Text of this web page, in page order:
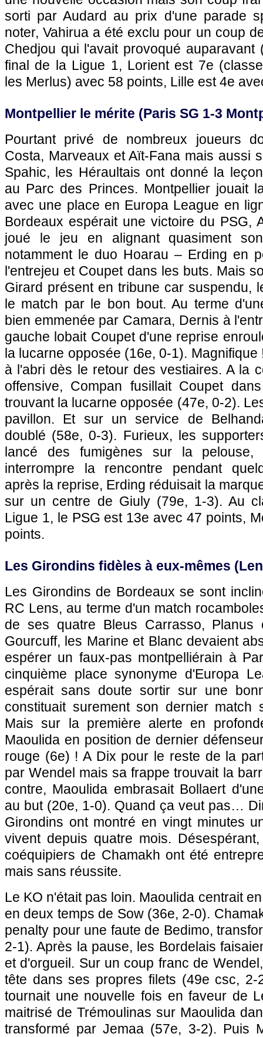
sorti par Audard au prix d'une parade
noter, Vahirua a été exclu pour un coup
Chedjou qui l'avait provoqué auparavant
final de la Ligue 1, Lorient est 7e
les Merlus) avec 58 points, Lille est 4e
Montpellier le mérite (Paris SG 1-3
Pourtant privé de nombreux joueurs
Costa, Marveaux et Aït-Fana mais aussi
Spahic, les Héraultais ont donné la
au Parc des Princes. Montpellierjouait
avec une place en Europa League en
Bordeaux espérait une victoire du PSG,
joué le jeu en alignant quasiment
notamment le duo Hoarau – Erding en
l'entrejeu et Coupet dans les buts. Mais
Girard présent en tribune car suspendu,
le match par le bon bout. Au terme
bien emmenée par Camara, Dernis à
gauche lobait Coupet d'une reprise
la lucarne opposée (16e, 0-1).
à l'abri dès le retour des vestiaires. A la
offensive, Compan fusillait Coupet
trouvant la lucarne opposée (47e, 0-2).
pavillon. Et sur un service de
doublé (58e, 0-3). Furieux, les
lancé des fumigènes sur la pelouse,
interrompre la rencontre pendant
après la reprise, Erding réduisait la
sur un centre de Giuly (79e, 1-3). Au
Ligue 1, le PSG est 13e avec 47 points,
points.
Les Girondins fidèles à eux-mêmes (
Les Girondins de Bordeaux se sont
RC Lens, au terme d'un match
de ses quatre Bleus Carrasso,
Gourcuff, les Marine et Blanc devaient
espérer un faux-pas montpelliérain à
cinquième place synonyme d'Europa
espérait sans doute sortir sur une
constituait surement son dernier match
Mais sur la première alerte en
Maoulida en position de dernier
rouge (6e) ! A Dix pour le reste de la
par Wendel mais sa frappe trouvait la
contre, Maoulida embrasait Bollaert
au but (20e, 1-0). Quand ça veut pas…
Girondins ont montré en vingt minutes
vivent depuis quatre mois.
coéquipiers de Chamakh ont été
mais sans réussite.
Le KO n'était pas loin. Maoulida centrait
en deux temps de Sow (36e, 2-0).
penalty pour une faute de Bedimo,
2-1). Après la pause, les Bordelais
et d'orgueil. Sur un coup franc de
tête dans ses propres filets (49e csc, 2-
tournait une nouvelle fois en faveur de
maitrisé de Trémoulinas sur Maoulida
transformé par Jemaa (57e, 3-2). Puis